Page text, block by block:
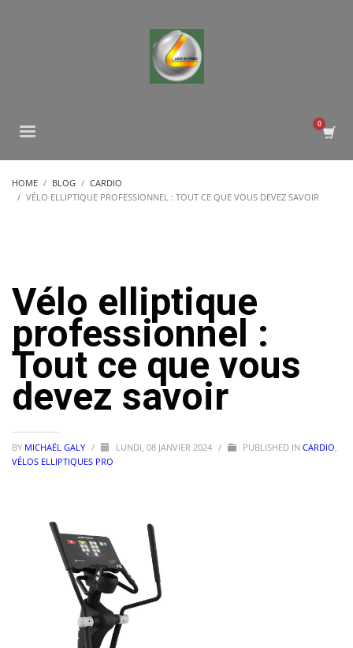
HOME BLOG
CARDIO
VÉLO ELLIPTIQUE PROFESSIONNEL : TOUT CE QUE VOUS DEVEZ SAVOIR
Vélo elliptique
professionnel :
Tout ce que vous
devez savoir
BY MICHAËL GALY / LUNDI, 08 JANVIER 2024 / PUBLISHED IN CARDIO,
VÉLOS ELLIPTIQUES PRO